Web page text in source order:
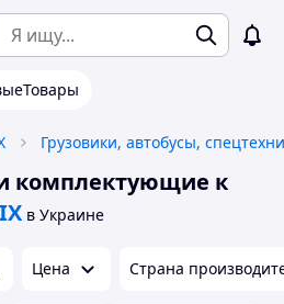
Грузовики, автобусы,
комплектующие к
в Украине
Цена Страна